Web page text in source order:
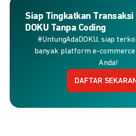
Siap Tingkatkan Transaksi
DOKU Tanpa Coding
#UntungAdaDOKU, siap
banyak platform e-
Anda!
DAFTAR